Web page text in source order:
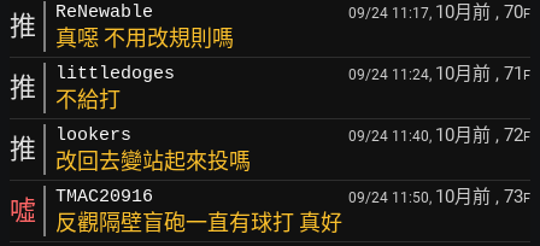
推 ReNewable 09/24 11:17, 10月前 , 70F
真噁 不用改規則嗎
推 littledoges 09/24 11:24, 10月前 , 71 F
不給打
推 lookers 09/24 11:40, 10月前 , 72F
改回去變站起來投嗎
噓 TMAC20916 09/24 11:50, 10月前 , 73F
反觀隔壁盲砲一直有球打 真好